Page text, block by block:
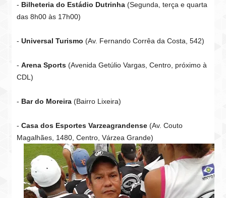
- Bilheteria do Estádio Dutrinha (Segunda, terça e quarta
das 8h00 às 17h00)
-Universal Turismo (Av. Fernando Corrêa da Costa, 542)
-Arena Sports (Avenida Getúlio Vargas, Centro, próximo à
CDL)
- Bar do Moreira (Bairro Lixeira)
-Casa dos Esportes Varzeagrandense (Av. Couto
Magalhães, 1480, Centro, Várzea Grande)